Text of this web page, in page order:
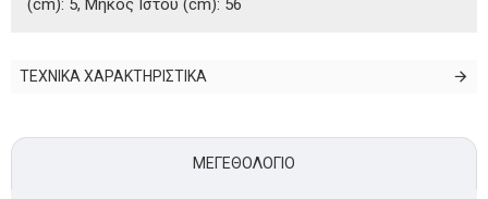
(cm): 5, Μήκος Ιστού (cm): 56
ΤΕΧΝΙΚΑ ΧΑΡΑΚΤΗΡΙΣΤΙΚΑ
ΜΕΓΕΘΟΛΌΓΙΟ